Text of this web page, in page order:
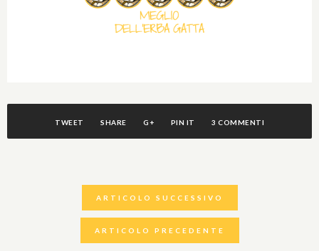
TWEET SHARE G+ PIN IT 3 COMMENTI
ARTICOLO SUCCESSIVO
ARTICOLO PRECEDENTE